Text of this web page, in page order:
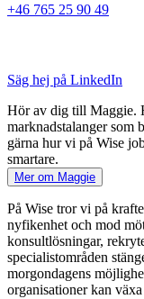
+46 765 25 90 49
Säg hej på LinkedIn
Hör av dig till Maggie.
marknadstalanger som
gärna hur vi på Wise
smartare.
Mer om Maggie
På Wise tror vi på
nyfikenhet och mod
konsultlösningar,
specialistområden
morgondagens
organisationer kan